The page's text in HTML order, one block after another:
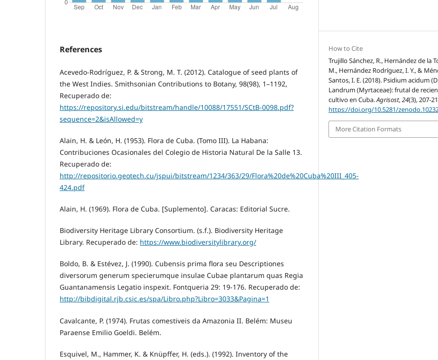
References
Acevedo-Rodríguez, P. & Strong, M. T. (2012). Catalogue of seed plants of
the West Indies. Smithsonian Contributions to Botany, 98(98), 1–1192,
Recuperado de:
https://repository.si.edu/bitstream/handle/10088/17551/SCtB-0098.pdf?
sequence=2&isAllowed=y
Alain, H. & León, H. (1953). Flora de Cuba. (Tomo III). La Habana:
Contribuciones Ocasionales del Colegio de Historia Natural De la Salle 13.
Recuperado de:
http://repositorio.geotech.cu/jspui/bitstream/1234/363/29/Flora%20de%20Cuba%20III_405-
424.pdf
Alain, H. (1969). Flora de Cuba. [Suplemento]. Caracas: Editorial Sucre.
Biodiversity Heritage Library Consortium. (s.f.). Biodiversity Heritage
Library. Recuperado de: https://www.biodiversitylibrary.org/
Boldo, B. & Estévez, J. (1990). Cubensis prima flora seu Descriptiones
diversorum generum specierumque insulae Cubae plantarum quas Regia
Guantanamensis Legatio inspexit. Fontqueria 29: 19-176. Recuperado de:
http://bibdigital.rjb.csic.es/spa/Libro.php?Libro=3033&Pagina=1
Cavalcante, P. (1974). Frutas comestiveis da Amazonia II. Belém: Museu
Paraense Emilio Goeldi. Belém.
Esquivel, M., Hammer, K. & Knüpffer, H. (eds.). (1992). Inventory of the
How to Cite
Trujillo Sánchez, R., Hernández de la
M., Hernández Rodríguez, I. Y., &
Santos, I. E. (2018). Psidium acidum
Landrum (Myrtaceae): frutal de
cultivo en Cuba.Agrisost,24(3), 207-
https://doi.org/10.5281/
More Citation Formats